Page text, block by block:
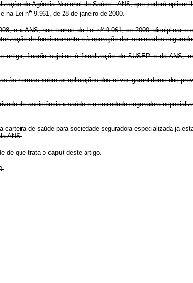
da Agência Nacional de Saúde - ANS, que poderá aplicar-
na Lei no9.961, de 28 de janeiro de 2000.
e à ANS, nos termos da Lei no9.961, de 2000, disciplinar o
de funcionamento e à operação das sociedades
ficarão sujeitas à fiscalização da SUSEP e da ANS,
às normas sobre as aplicações dos ativos garantidores das
de assistência à saúde e a sociedade seguradora
de saúde para sociedade seguradora especializada já
ANS.
de que trata ocaputdeste artigo.